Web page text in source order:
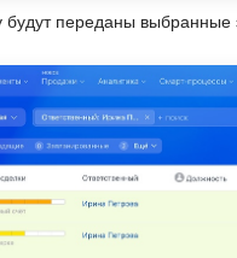
будут переданы